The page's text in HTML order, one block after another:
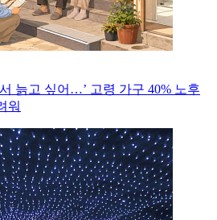
늙고 싶어…’ 고령 가구 40% 노후
워